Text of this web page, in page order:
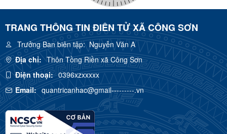
TRANG THÔNG TIN ĐIÊN TỬ XÃ CÔNG SƠN
Trưởng Ban biên tập:Nguyễn Văn A
Địa chỉ: Thôn Tồng Riền xã Công Sơn
Điện thoại: 0396xzxxxxx
Email: quantricanhac@gmail---------.vn